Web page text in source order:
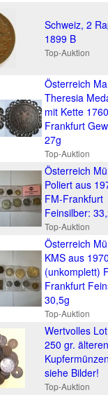
Schweiz, 2
1899 B
Top-Auktion
Österreich
Theresia
mit Kette
Frankfurt
27g
Top-Auktion
Österreich
Poliert aus
FM-Frankfurt
Feinsilber:
Top-Auktion
Österreich
KMS aus
(unkomplett)
Frankfurt
30,5g
Top-Auktion
Wertvolles
250 gr. älteren
siehe Bilder!
Top-Auktion